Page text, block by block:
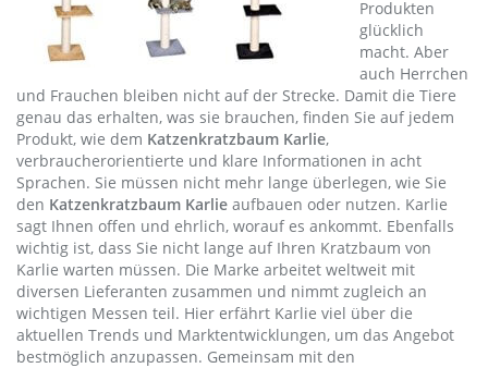
Produkten
glücklich
macht. Aber
auch Herrchen
und Frauchen bleiben nicht auf der Strecke. Damit die Tiere
genau das erhalten, was sie brauchen, finden Sie auf jedem
Produkt, wie dem Katzenkratzbaum Karlie,
verbraucherorientierte und klare Informationen in acht
Sprachen. Sie müssen nicht mehr lange überlegen, wie Sie
den Katzenkratzbaum Karlie aufbauen oder nutzen. Karlie
sagt Ihnen offen und ehrlich, worauf es ankommt. Ebenfalls
wichtig ist, dass Sie nicht lange auf Ihren Kratzbaum von
Karlie warten müssen. Die Marke arbeitet weltweit mit
diversen Lieferanten zusammen und nimmt zugleich an
wichtigen Messen teil. Hier erfährt Karlie viel über die
aktuellen Trends und Marktentwicklungen, um das Angebot
bestmöglich anzupassen. Gemeinsam mit den